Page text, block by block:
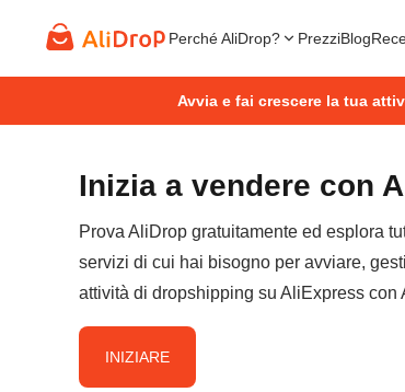
Perché AliDrop? PrezziBlog
Avvia e fai crescere la tua
Inizia a vendere con
Prova AliDrop gratuitamente ed esplora
servizi di cui hai bisogno per avviare,
attività di dropshipping su AliExpress con
INIZIARE